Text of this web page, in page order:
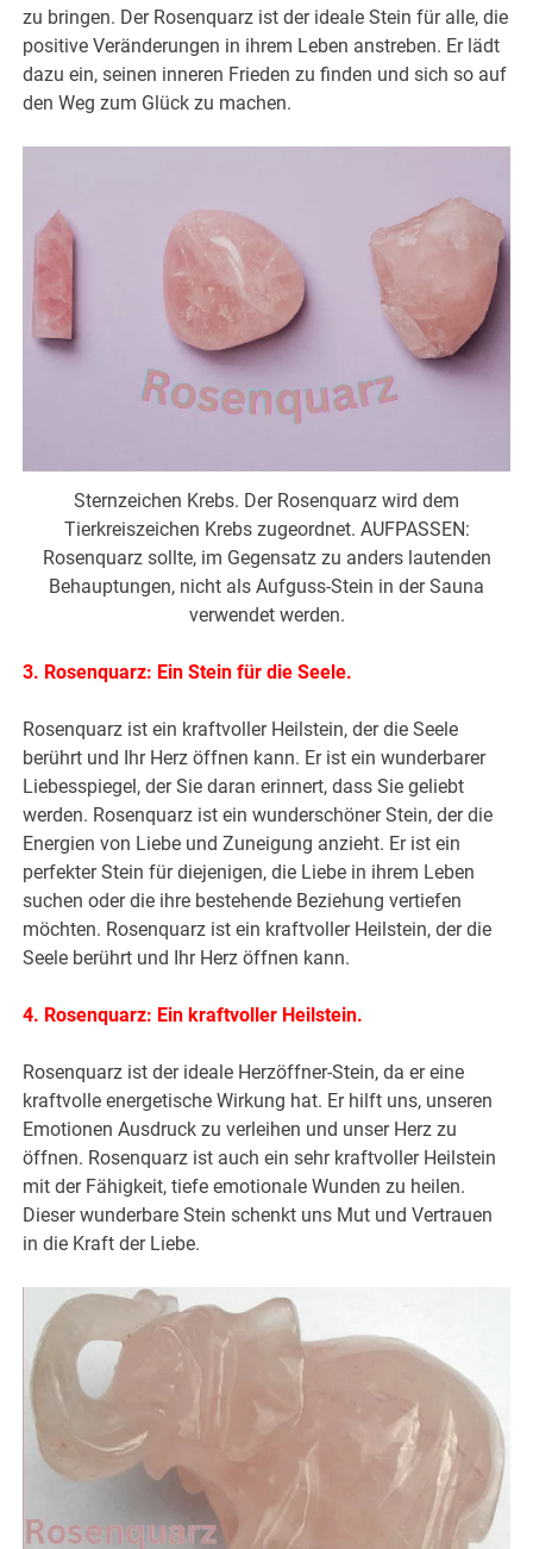
zu bringen. Der Rosenquarz ist der ideale Stein für alle, die
positive Veränderungen in ihrem Leben anstreben. Er lädt
dazu ein, seinen inneren Frieden zu finden und sich so auf
den Weg zum Glück zu machen.
Sternzeichen Krebs. Der Rosenquarz wird dem
Tierkreiszeichen Krebs zugeordnet. AUFPASSEN:
Rosenquarz sollte, im Gegensatz zu anders lautenden
Behauptungen, nicht als Aufguss-Stein in der Sauna
verwendet werden.
3. Rosenquarz: Ein Stein für die Seele.
Rosenquarz ist ein kraftvoller Heilstein, der die Seele
berührt und Ihr Herz öffnen kann. Er ist ein wunderbarer
Liebesspiegel, der Sie daran erinnert, dass Sie geliebt
werden. Rosenquarz ist ein wunderschöner Stein, der die
Energien von Liebe und Zuneigung anzieht. Er ist ein
perfekter Stein für diejenigen, die Liebe in ihrem Leben
suchen oder die ihre bestehende Beziehung vertiefen
möchten. Rosenquarz ist ein kraftvoller Heilstein, der die
Seele berührt und Ihr Herz öffnen kann.
4. Rosenquarz: Ein kraftvoller Heilstein.
Rosenquarz ist der ideale Herzöffner-Stein, da er eine
kraftvolle energetische Wirkung hat. Er hilft uns, unseren
Emotionen Ausdruck zu verleihen und unser Herz zu
öffnen. Rosenquarz ist auch ein sehr kraftvoller Heilstein
mit der Fähigkeit, tiefe emotionale Wunden zu heilen.
Dieser wunderbare Stein schenkt uns Mut und Vertrauen
in die Kraft der Liebe.